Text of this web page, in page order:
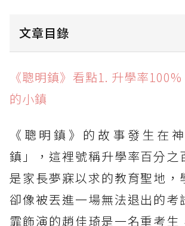
文章目錄
《聰明鎮》看點1. 升學率100%
小鎮
《聰明鎮》看點2. 映照現實？補
《聰明鎮》看點3. 伊藤潤二授
創劇本！
《聰明鎮》看點4. 富江、雙一
集合
《聰明鎮》看點5. 梁詠琪首演
《聰明鎮》看點1. 升學率
的小鎮
《聰明鎮》的故事發生在
鎮」，這裡號稱升學率百分之
是家長夢寐以求的教育聖地，
卻像被丟進一場無法退出的考
霏飾演的趙佳琦是一名重考生